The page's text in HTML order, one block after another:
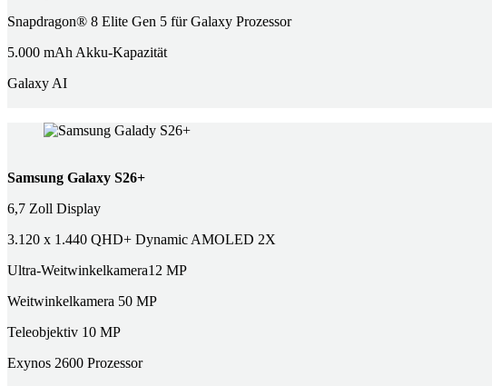
Snapdragon® 8 Elite Gen 5 für Galaxy Prozessor
5.000 mAh Akku-Kapazität
Galaxy AI
Samsung Galaxy S26+
6,7 Zoll Display
3.120 x 1.440 QHD+ Dynamic AMOLED 2X
Ultra-Weitwinkelkamera12 MP
Weitwinkelkamera 50 MP
Teleobjektiv 10 MP
Exynos 2600 Prozessor